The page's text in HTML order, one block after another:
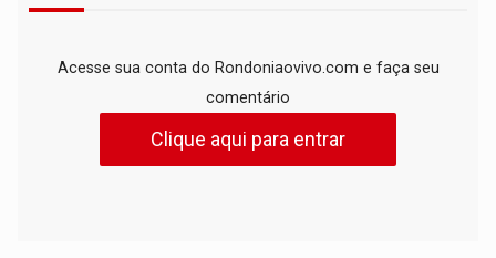
Acesse sua conta do Rondoniaovivo.com e faça seu
comentário
Clique aqui para entrar